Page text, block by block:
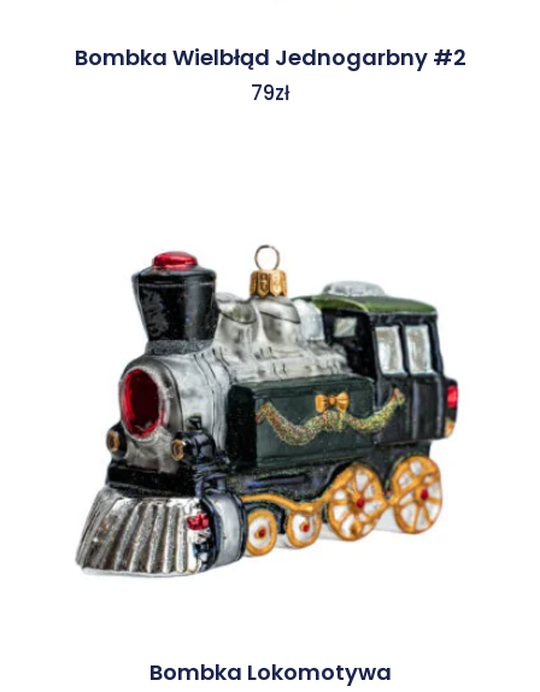
Bombka Wielbłąd Jednogarbny #2
79zł
Bombka Lokomotywa